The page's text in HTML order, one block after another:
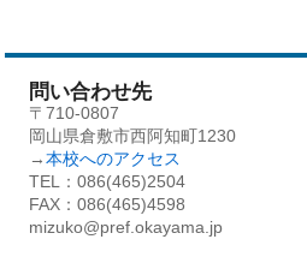
問い合わせ先
〒710-0807
岡山県倉敷市西阿知町1230
→本校へのアクセス
TEL：086(465)2504
FAX：086(465)4598
mizuko@pref.okayama.jp